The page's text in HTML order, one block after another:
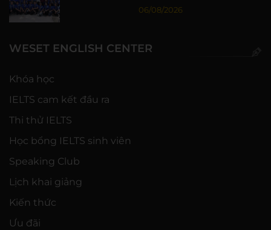
nhiên, ĐHQG-HCM
06/08/2026
WESET ENGLISH CENTER
Khóa học
IELTS cam kết đầu ra
Thi thử IELTS
Học bổng IELTS sinh viên
Speaking Club
Lịch khai giảng
Kiến thức
Ưu đãi